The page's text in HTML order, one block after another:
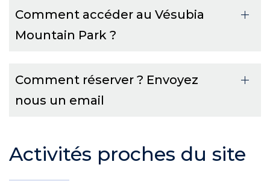
Comment accéder au Vésubia
Mountain Park ?
Comment réserver ? Envoyez
nous un email
Activités proches du site